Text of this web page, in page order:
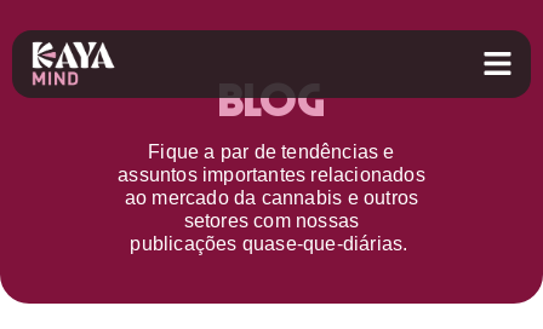
Blog
Fique a par detendências e
assuntos importantes relacionados
ao mercado da cannabis e outros
setorescom nossas
publicações quase-que-diárias.